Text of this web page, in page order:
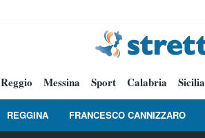
Reggio Messina Sport Calabria Sicilia
REGGINA FRANCESCO CANNIZZARO